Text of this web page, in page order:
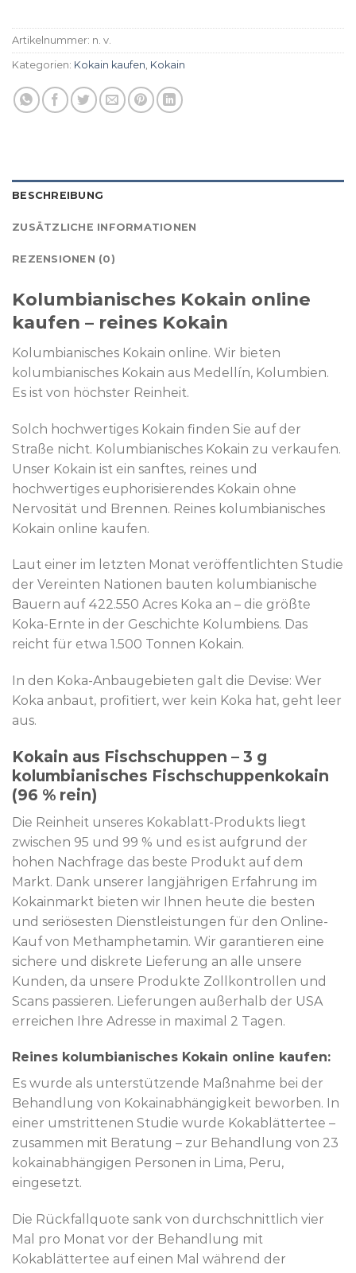
Artikelnummer: n. v.
Kategorien: Kokain kaufen Kokain
BESCHREIBUNG
ZUSÄTZLICHE INFORMATIONEN
REZENSIONEN (0)
Kolumbianisches Kokain online
kaufen – reines Kokain
Kolumbianisches Kokain online. Wir bieten
kolumbianisches Kokain aus Medellín, Kolumbien.
Es ist von höchster Reinheit.
Solch hochwertiges Kokain finden Sie auf der
Straße nicht. Kolumbianisches Kokain zu verkaufen.
Unser Kokain ist ein sanftes, reines und
hochwertiges euphorisierendes Kokain ohne
Nervosität und Brennen. Reines kolumbianisches
Kokain online kaufen.
Laut einer im letzten Monat veröffentlichten Studie
der Vereinten Nationen bauten kolumbianische
Bauern auf 422.550 Acres Koka an – die größte
Koka-Ernte in der Geschichte Kolumbiens. Das
reicht für etwa 1.500 Tonnen Kokain.
In den Koka-Anbaugebieten galt die Devise: Wer
Koka anbaut, profitiert, wer kein Koka hat, geht leer
aus.
Kokain aus Fischschuppen – 3 g
kolumbianisches Fischschuppenkokain
(96 % rein)
Die Reinheit unseres Kokablatt-Produkts liegt
zwischen 95 und 99 % und es ist aufgrund der
hohen Nachfrage das beste Produkt auf dem
Markt. Dank unserer langjährigen Erfahrung im
Kokainmarkt bieten wir Ihnen heute die besten
und seriösesten Dienstleistungen für den Online-
Kauf von Methamphetamin. Wir garantieren eine
sichere und diskrete Lieferung an alle unsere
Kunden, da unsere Produkte Zollkontrollen und
Scans passieren. Lieferungen außerhalb der USA
erreichen Ihre Adresse in maximal 2 Tagen.
Reines kolumbianisches Kokain online kaufen:
Es wurde als unterstützende Maßnahme bei der
Behandlung von Kokainabhängigkeit beworben. In
einer umstrittenen Studie wurde Kokablättertee –
zusammen mit Beratung – zur Behandlung von 23
kokainabhängigen Personen in Lima, Peru,
eingesetzt.
Die Rückfallquote sank von durchschnittlich vier
Mal pro Monat vor der Behandlung mit
Kokablättertee auf einen Mal während der